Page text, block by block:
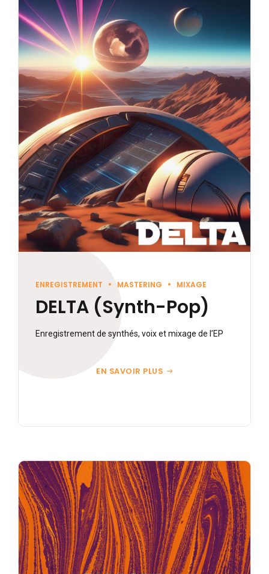
ENREGISTREMENT MASTERING MIXAGE
DELTA (Synth-Pop)
Enregistrement de synthés, voix et mixage de l’EP
EN SAVOIR PLUS